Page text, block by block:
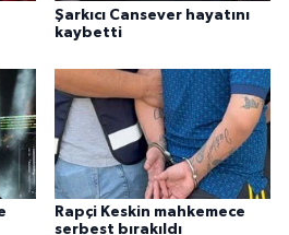
Şarkıcı Cansever hayatını
kaybetti
Rapçi Keskin mahkemece
serbest bırakıldı